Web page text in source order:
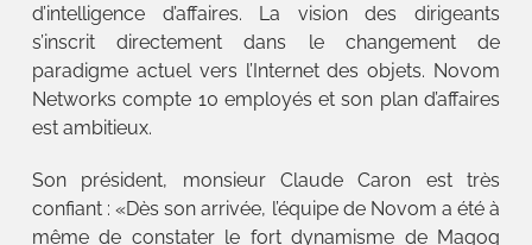
d’intelligence d’affaires. La vision des dirigeants
s’inscrit directement dans le changement de
paradigme actuel vers l’Internet des objets. Novom
Networks compte 10 employés et son plan d’affaires
est ambitieux.
Son président, monsieur Claude Caron est très
confiant : «Dès son arrivée, l’équipe de Novom a été à
même de constater le fort dynamisme de Magog